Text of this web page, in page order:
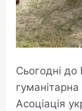
Сьогодні до
гуманітарна
Асоціація